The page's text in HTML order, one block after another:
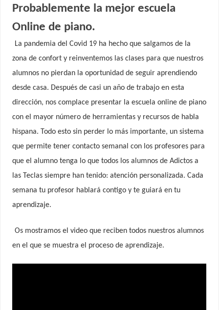
Probablemente la mejor escuela
Online de piano.
La pandemia del Covid 19 ha hecho que salgamos de la
zona de confort y reinventemos las clases para que nuestros
alumnos no pierdan la oportunidad de seguir aprendiendo
desde casa. Después de casi un año de trabajo en esta
dirección, nos complace presentar la escuela online de piano
con el mayor número de herramientas y recursos de habla
hispana. Todo esto sin perder lo más importante, un sistema
que permite tener contacto semanal con los profesores para
que el alumno tenga lo que todos los alumnos de Adictos a
las Teclas siempre han tenido: atención personalizada. Cada
semana tu profesor hablará contigo y te guiará en tu
aprendizaje.
Os mostramos el video que reciben todos nuestros alumnos
en el que se muestra el proceso de aprendizaje.